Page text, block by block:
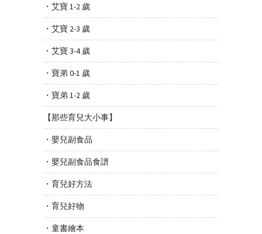
・艾寶 1-2 歲
・艾寶 2-3 歲
・艾寶 3-4 歲
・寶弟 0-1 歲
・寶弟 1-2 歲
【那些育兒大小事】
・嬰兒副食品
・嬰兒副食品食譜
・育兒好方法
・育兒好物
・童書繪本